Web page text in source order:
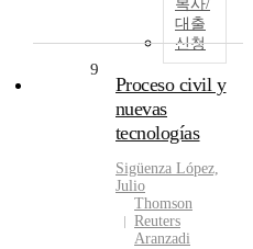
복사/
대출
신청
9
Proceso civil y
nuevas
tecnologías
Sigüenza López,
Julio
Thomson
Reuters
Aranzadi